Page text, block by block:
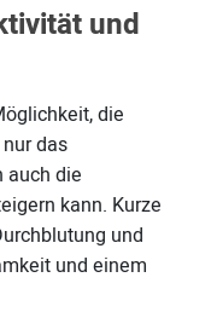
und
die
das
auch die
kann. Kurze
und
und einem